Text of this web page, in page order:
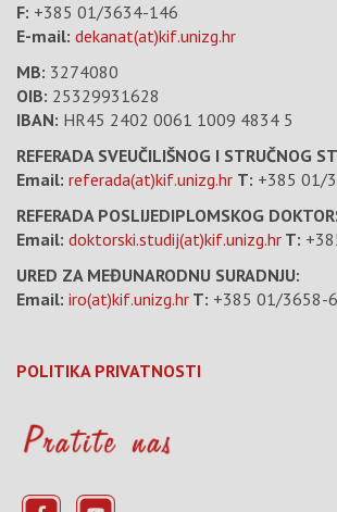
F: +385 01/3634-146
E-mail: dekanat(at)kif.unizg.hr
MB: 3274080
OIB: 25329931628
IBAN: HR45 2402 0061 1009 4834 5
REFERADA SVEUČILIŠNOG I STRUČNOG
Email: referada(at)kif.unizg.hr T: +385 01/
REFERADA POSLIJEDIPLOMSKOG
Email: doktorski.studij(at)kif.unizg.hr T:
URED ZA MEĐUNARODNU SURADNJU:
Email: iro(at)kif.unizg.hr T: +385 01/3658-
POLITIKA PRIVATNOSTI